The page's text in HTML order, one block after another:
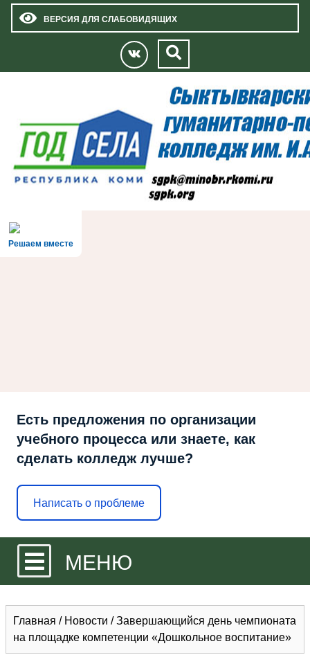
ВЕРСИЯ ДЛЯ СЛАБОВИДЯЩИХ
Решаем вместе
Есть предложения по организации
учебного процесса или знаете, как
сделать колледж лучше?
Написать о проблеме
МЕНЮ
Главная / Новости /Завершающийся день чемпионата
на площадке компетенции «Дошкольное воспитание»